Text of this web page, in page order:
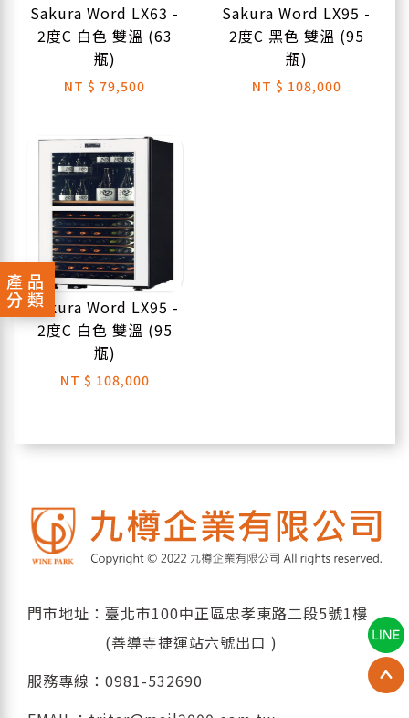
產品
分類
Sakura Word LX63 -
2度C 白色 雙溫 (63
瓶)
NT $ 79,500
Sakura Word LX95 -
2度C 黑色 雙溫 (95
瓶)
NT $ 108,000
Sakura Word LX95 -
2度C 白色 雙溫 (95
瓶)
NT $ 108,000
門市地址：臺北市100中正區忠孝東路二段5號1樓
(善導寺捷運站六號出口 )
服務專線： 0981-532690